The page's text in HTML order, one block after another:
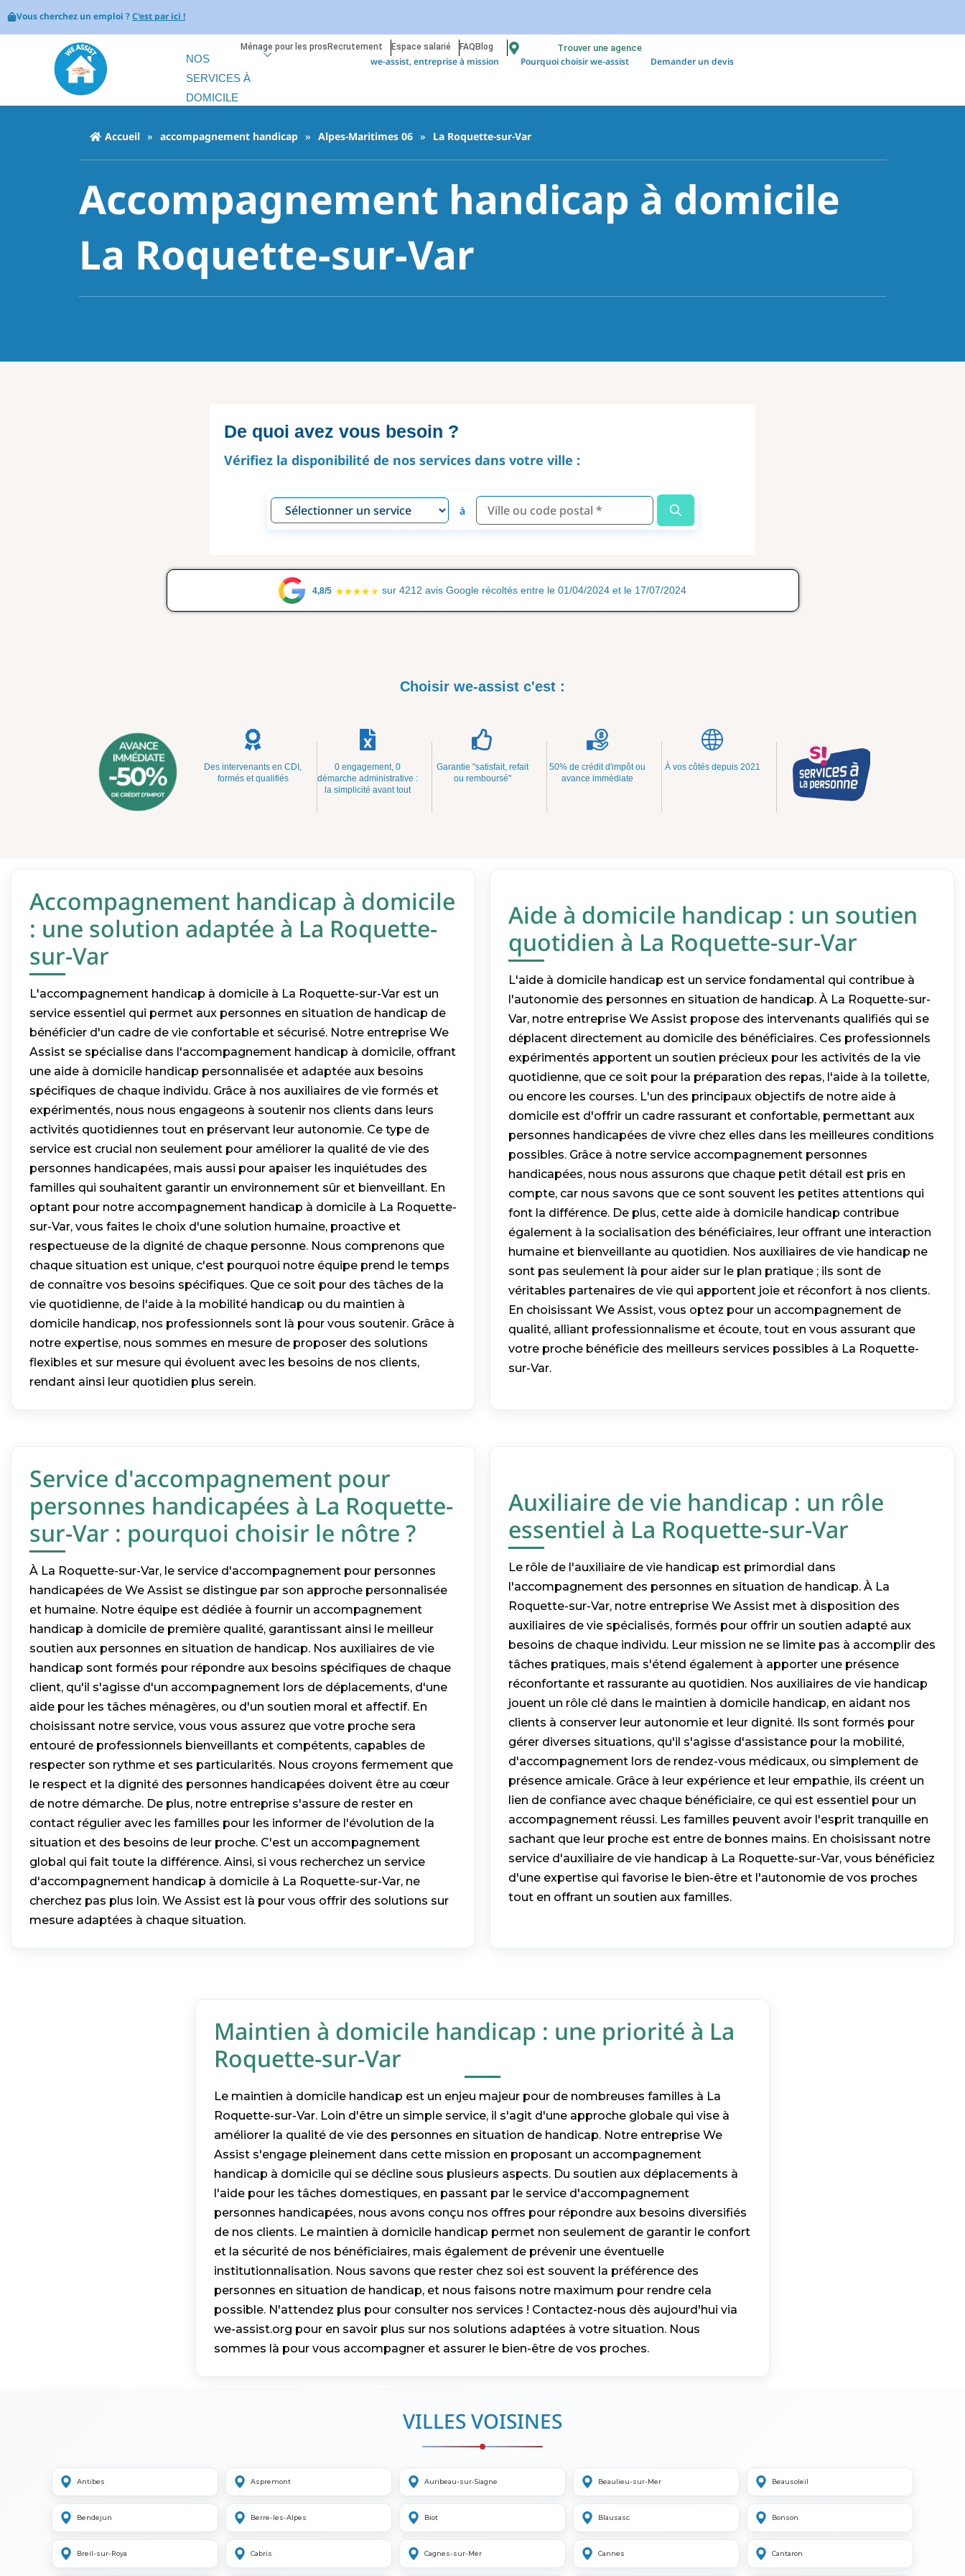
Vous cherchez un emploi ?C'est par ici !
Ménage pour les pros Recrutement Espace salarié FAQ Blog Trouver une agence
NOS
SERVICES À
DOMICILE
we-assist, entreprise à mission Pourquoi choisir we-assist Demander un devis
Accueil » accompagnement handicap » Alpes-Maritimes 06 » La Roquette-sur-Var
Accompagnement handicap à domicile
La Roquette-sur-Var
De quoi avez vous besoin ?
Vérifiez la disponibilité de nos services dans votre ville :
à
4,8/5 sur 4212 avis Google récoltés entre le 01/04/2024 et le 17/07/2024
Choisir we-assist c'est :
Des intervenants en CDI,
formés et qualifiés
0 engagement, 0
démarche administrative :
la simplicité avant tout
Garantie "satisfait, refait
ou remboursé"
50% de crédit d'impôt ou
avance immédiate
À vos côtés depuis 2021
Accompagnement handicap à domicile
: une solution adaptée à La Roquette-
sur-Var
L'accompagnement handicap à domicile à La Roquette-sur-Var est un
service essentiel qui permet aux personnes en situation de handicap de
bénéficier d'un cadre de vie confortable et sécurisé. Notre entreprise We
Assist se spécialise dans l'accompagnement handicap à domicile, offrant
une aide à domicile handicap personnalisée et adaptée aux besoins
spécifiques de chaque individu. Grâce à nos auxiliaires de vie formés et
expérimentés, nous nous engageons à soutenir nos clients dans leurs
activités quotidiennes tout en préservant leur autonomie. Ce type de
service est crucial non seulement pour améliorer la qualité de vie des
personnes handicapées, mais aussi pour apaiser les inquiétudes des
familles qui souhaitent garantir un environnement sûr et bienveillant. En
optant pour notre accompagnement handicap à domicile à La Roquette-
sur-Var, vous faites le choix d'une solution humaine, proactive et
respectueuse de la dignité de chaque personne. Nous comprenons que
chaque situation est unique, c'est pourquoi notre équipe prend le temps
de connaître vos besoins spécifiques. Que ce soit pour des tâches de la
vie quotidienne, de l'aide à la mobilité handicap ou du maintien à
domicile handicap, nos professionnels sont là pour vous soutenir. Grâce à
notre expertise, nous sommes en mesure de proposer des solutions
flexibles et sur mesure qui évoluent avec les besoins de nos clients,
rendant ainsi leur quotidien plus serein.
Aide à domicile handicap : un soutien
quotidien à La Roquette-sur-Var
L'aide à domicile handicap est un service fondamental qui contribue à
l'autonomie des personnes en situation de handicap. À La Roquette-sur-
Var, notre entreprise We Assist propose des intervenants qualifiés qui se
déplacent directement au domicile des bénéficiaires. Ces professionnels
expérimentés apportent un soutien précieux pour les activités de la vie
quotidienne, que ce soit pour la préparation des repas, l'aide à la toilette,
ou encore les courses. L'un des principaux objectifs de notre aide à
domicile est d'offrir un cadre rassurant et confortable, permettant aux
personnes handicapées de vivre chez elles dans les meilleures conditions
possibles. Grâce à notre service accompagnement personnes
handicapées, nous nous assurons que chaque petit détail est pris en
compte, car nous savons que ce sont souvent les petites attentions qui
font la différence. De plus, cette aide à domicile handicap contribue
également à la socialisation des bénéficiaires, leur offrant une interaction
humaine et bienveillante au quotidien. Nos auxiliaires de vie handicap ne
sont pas seulement là pour aider sur le plan pratique ; ils sont de
véritables partenaires de vie qui apportent joie et réconfort à nos clients.
En choisissant We Assist, vous optez pour un accompagnement de
qualité, alliant professionnalisme et écoute, tout en vous assurant que
votre proche bénéficie des meilleurs services possibles à La Roquette-
sur-Var.
Service d'accompagnement pour
personnes handicapées à La Roquette-
sur-Var : pourquoi choisir le nôtre ?
À La Roquette-sur-Var, le service d'accompagnement pour personnes
handicapées de We Assist se distingue par son approche personnalisée
et humaine. Notre équipe est dédiée à fournir un accompagnement
handicap à domicile de première qualité, garantissant ainsi le meilleur
soutien aux personnes en situation de handicap. Nos auxiliaires de vie
handicap sont formés pour répondre aux besoins spécifiques de chaque
client, qu'il s'agisse d'un accompagnement lors de déplacements, d'une
aide pour les tâches ménagères, ou d'un soutien moral et affectif. En
choisissant notre service, vous vous assurez que votre proche sera
entouré de professionnels bienveillants et compétents, capables de
respecter son rythme et ses particularités. Nous croyons fermement que
le respect et la dignité des personnes handicapées doivent être au cœur
de notre démarche. De plus, notre entreprise s'assure de rester en
contact régulier avec les familles pour les informer de l'évolution de la
situation et des besoins de leur proche. C'est un accompagnement
global qui fait toute la différence. Ainsi, si vous recherchez un service
d'accompagnement handicap à domicile à La Roquette-sur-Var, ne
cherchez pas plus loin. We Assist est là pour vous offrir des solutions sur
mesure adaptées à chaque situation.
Auxiliaire de vie handicap : un rôle
essentiel à La Roquette-sur-Var
Le rôle de l'auxiliaire de vie handicap est primordial dans
l'accompagnement des personnes en situation de handicap. À La
Roquette-sur-Var, notre entreprise We Assist met à disposition des
auxiliaires de vie spécialisés, formés pour offrir un soutien adapté aux
besoins de chaque individu. Leur mission ne se limite pas à accomplir des
tâches pratiques, mais s'étend également à apporter une présence
réconfortante et rassurante au quotidien. Nos auxiliaires de vie handicap
jouent un rôle clé dans le maintien à domicile handicap, en aidant nos
clients à conserver leur autonomie et leur dignité. Ils sont formés pour
gérer diverses situations, qu'il s'agisse d'assistance pour la mobilité,
d'accompagnement lors de rendez-vous médicaux, ou simplement de
présence amicale. Grâce à leur expérience et leur empathie, ils créent un
lien de confiance avec chaque bénéficiaire, ce qui est essentiel pour un
accompagnement réussi. Les familles peuvent avoir l'esprit tranquille en
sachant que leur proche est entre de bonnes mains. En choisissant notre
service d'auxiliaire de vie handicap à La Roquette-sur-Var, vous bénéficiez
d'une expertise qui favorise le bien-être et l'autonomie de vos proches
tout en offrant un soutien aux familles.
Maintien à domicile handicap : une priorité à La
Roquette-sur-Var
Le maintien à domicile handicap est un enjeu majeur pour de nombreuses familles à La
Roquette-sur-Var. Loin d'être un simple service, il s'agit d'une approche globale qui vise à
améliorer la qualité de vie des personnes en situation de handicap. Notre entreprise We
Assist s'engage pleinement dans cette mission en proposant un accompagnement
handicap à domicile qui se décline sous plusieurs aspects. Du soutien aux déplacements à
l'aide pour les tâches domestiques, en passant par le service d'accompagnement
personnes handicapées, nous avons conçu nos offres pour répondre aux besoins diversifiés
de nos clients. Le maintien à domicile handicap permet non seulement de garantir le confort
et la sécurité de nos bénéficiaires, mais également de prévenir une éventuelle
institutionnalisation. Nous savons que rester chez soi est souvent la préférence des
personnes en situation de handicap, et nous faisons notre maximum pour rendre cela
possible. N'attendez plus pour consulter nos services ! Contactez-nous dès aujourd'hui via
we-assist.org pour en savoir plus sur nos solutions adaptées à votre situation. Nous
sommes là pour vous accompagner et assurer le bien-être de vos proches.
VILLES VOISINES
Antibes Aspremont Auribeau-sur-Siagne Beaulieu-sur-Mer Beausoleil
Bendejun Berre-les-Alpes Biot Blausasc Bonson
Breil-sur-Roya Cabris Cagnes-sur-Mer Cannes Cantaron